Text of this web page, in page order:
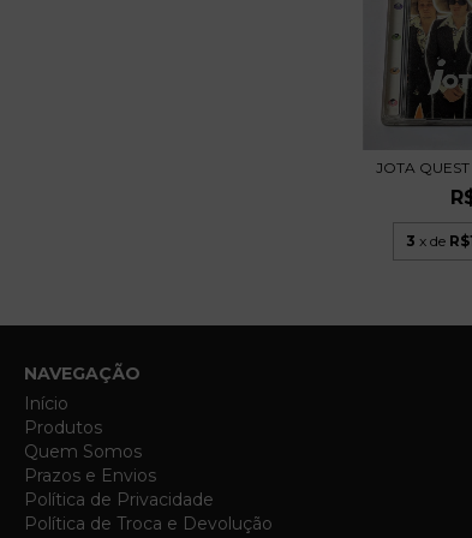
JOTA
3 x de
NAVEGAÇÃO
Início
Produtos
Quem Somos
Prazos e Envios
Política de Privacidade
Política de Troca e Devolução